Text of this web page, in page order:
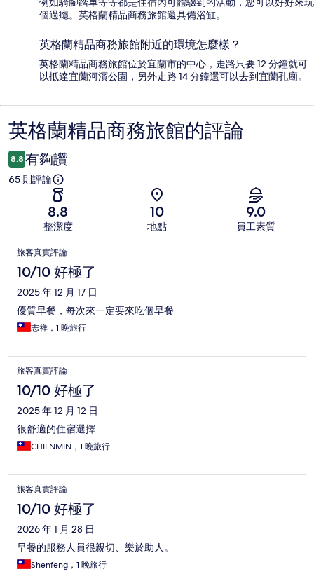
個過癮。英格蘭精品商務旅館還具備浴缸。
英格蘭精品商務旅館附近的環境怎麼樣？
英格蘭精品商務旅館位於宜蘭市的中心，走路只要 12 分鐘就可
以抵達宜蘭河濱公園，另外走路 14 分鐘還可以去到宜蘭孔廟。
評
論
英格蘭精品商務旅館的評論
8.8 有夠讚
65 則評論
8.8
整潔度
10
地點
9.0
員工素質
評
論
旅客真實評論
10/10 好極了
2025 年 12 月 17 日
優質早餐，每次來一定要來吃個早餐
志祥，1 晚旅行
旅客真實評論
10/10 好極了
2025 年 12 月 12 日
很舒適的住宿選擇
CHIENMIN，1 晚旅行
旅客真實評論
10/10 好極了
2026 年 1 月 28 日
早餐的服務人員很親切、樂於助人。
Shenfeng，1 晚旅行